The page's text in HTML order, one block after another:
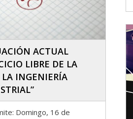
ACTUAL
LIBRE DE LA
LA INGENIERÍA
Domingo, 16 de